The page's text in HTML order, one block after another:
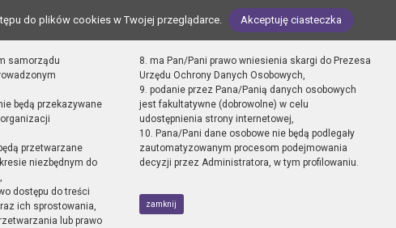
do plików cookies w Twojej przeglądarce. Akceptuję ciasteczka
samorządu
będą przekazywane
przetwarzane
niezbędnym do
dostępu do treści
ich sprostowania,
lub prawo
8. ma Pan/Pani prawo wniesienia skargi do Prezesa
Urzędu Ochrony Danych Osobowych,
9. podanie przez Pana/Panią danych osobowych
jest fakultatywne (dobrowolne) w celu
udostępnienia strony internetowej,
10. Pana/Pani dane osobowe nie będą podlegały
zautomatyzowanym procesom podejmowania
decyzji przez Administratora, w tym profilowaniu.
zamknij